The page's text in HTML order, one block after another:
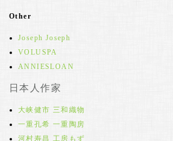
Other
Joseph Joseph
VOLUSPA
ANNIESLOAN
日本人作家
大峡健市 三和織物
一重孔希 一重陶房
河村寿昌 工房もず